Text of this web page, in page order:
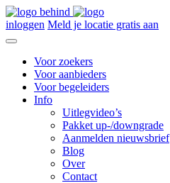
inloggen Meld je locatie gratis aan
Voor zoekers
Voor aanbieders
Voor begeleiders
Info
Uitlegvideo’s
Pakket up-/downgrade
Aanmelden nieuwsbrief
Blog
Over
Contact